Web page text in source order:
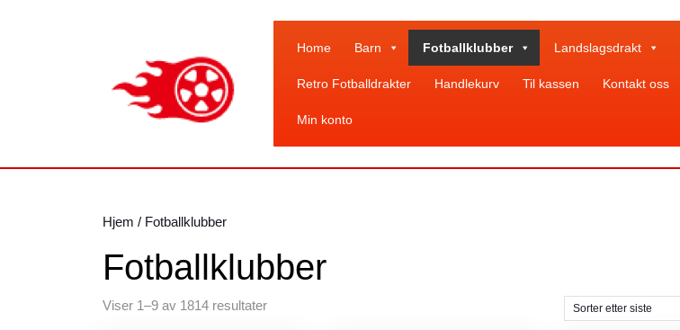
Home Barn Fotballklubber Landslagsdrakt
Retro Fotballdrakter Handlekurv Til kassen Kontakt oss
Min konto
Hjem / Fotballklubber
Fotballklubber
Viser 1–9 av 1814 resultaterSortert